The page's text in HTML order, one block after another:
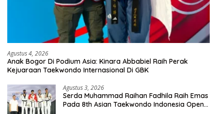
Agustus 4, 2026
Anak Bogor Di Podium Asia: Kinara Abbabiel Raih Perak
Kejuaraan Taekwondo Internasional Di GBK
Agustus 3, 2026
Serda Muhammad Raihan Fadhila Raih Emas
Pada 8th Asian Taekwondo Indonesia Open